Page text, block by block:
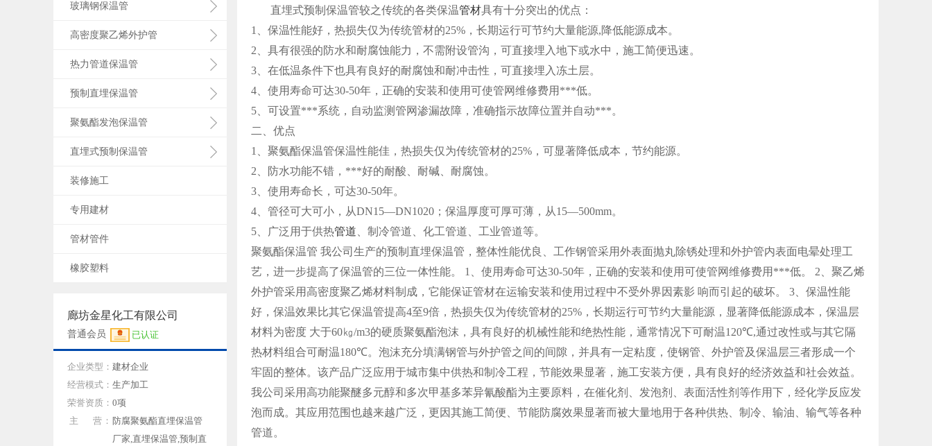
直埋式预制保温管较之传统的各类保温管材具有十分突出的优点：
1
、保温性能好，热损失仅为传统管材的25% ，长期运行可节约大量能源,降低能源成本。
2 、具有很强的防水和耐腐蚀能力，不需附设管沟，可直接埋入地下或水中，施工简便迅速。
3 、在低温条件下也具有良好的耐腐蚀和耐冲击性，可直接埋入冻土层。
4 、使用寿命可达30-50年，正确的安装和使用可使管网维修费用***低。
5 、可设置***系统，自动监测管网渗漏故障，准确指示故障位置并自动***。
二、优点
1
、聚氨酯保温管保温性能佳，热损失仅为传统管材的25% ，可显著降低成本，节约能源。
2 、防水功能不错，***好的耐酸、耐碱、耐腐蚀。
3 、使用寿命长，可达30-50年。
4 、管径可大可小，从DN15—DN1020 ；保温厚度可厚可薄，从15—500mm。
5 、广泛用于供热管道 、制冷管道、化工管道、工业管道等。
聚氨酯保温管 我公司生产的预制直埋保温管，整体性能优良、工作钢管采用外表面抛丸除锈处理和外护管内表面电晕处理工
艺，进一步提高了保温管的三位一体性能。
1 、使用寿命可达30-50年，正确的安装和使用可使管网维修费用***低。 2 、聚乙烯
外护管采用高密度聚乙烯材料制成，它能保证管材在运输安装和使用过程中不受外界因素影 响而引起的破坏。 3 、保温性能
好，保温效果比其它保温管提高4至9倍，热损失仅为传统管材的25% ，长期运行可节约大量能源，显著降低能源成本，保温层
材料为密度 大于60㎏/m3的硬质聚氨酯泡沫，具有良好的机械性能和绝热性能，通常情况下可耐温120℃,通过改性或与其它隔
热材料组合可耐温180℃。泡沫充分填满钢管与外护管之间的间隙，并具有一定粘度，使钢管、外护管及保温层三者形成一个
牢固的整体。该产品广泛应用于城市集中供热和制冷工程，节能效果显著，施工安装方便，具有良好的经济效益和社会效益。
我公司采用高功能聚醚多元醇和多次甲基多苯异氰酸酯为主要原料，在催化剂、发泡剂、表面活性剂等作用下，经化学反应发
泡而成。其应用范围也越来越广泛，更因其施工简便、节能防腐效果显著而被大量地用于各种供热、制冷、输油、输气等各种
管道。
玻璃钢保温管
高密度聚乙烯外护管
热力管道保温管
预制直埋保温管
聚氨酯发泡保温管
直埋式预制保温管
装修施工
专用建材
管材管件
橡胶塑料
廊坊金星化工有限公司
普通会员 已认证
企业类型： 建材企业
经营模式： 生产加工
荣誉资质： 0项
主 营： 防腐聚氨酯直埋保温管
厂家,直埋保温管,预制直